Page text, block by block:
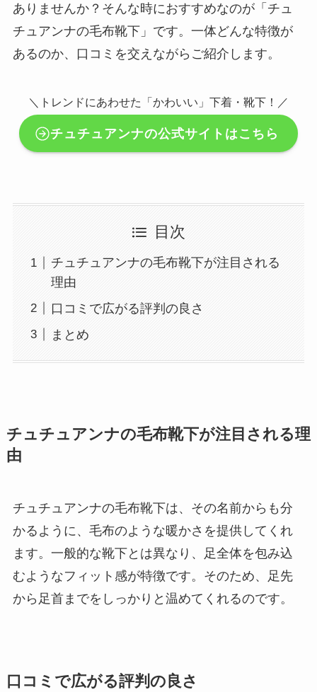
ありませんか？そんな時におすすめなのが「チュ
チュアンナの毛布靴下」です。一体どんな特徴が
あるのか、口コミを交えながらご紹介します。
＼トレンドにあわせた「かわいい」下着・靴下！／
チュチュアンナの公式サイトはこちら
目次
チュチュアンナの毛布靴下が注目される
理由
口コミで広がる評判の良さ
まとめ
チュチュアンナの毛布靴下が注目される理
由
チュチュアンナの毛布靴下は、その名前からも分
かるように、毛布のような暖かさを提供してくれ
ます。一般的な靴下とは異なり、足全体を包み込
むようなフィット感が特徴です。そのため、足先
から足首までをしっかりと温めてくれるのです。
口コミで広がる評判の良さ